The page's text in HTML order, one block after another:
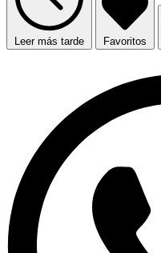
Leer más tarde Favoritos